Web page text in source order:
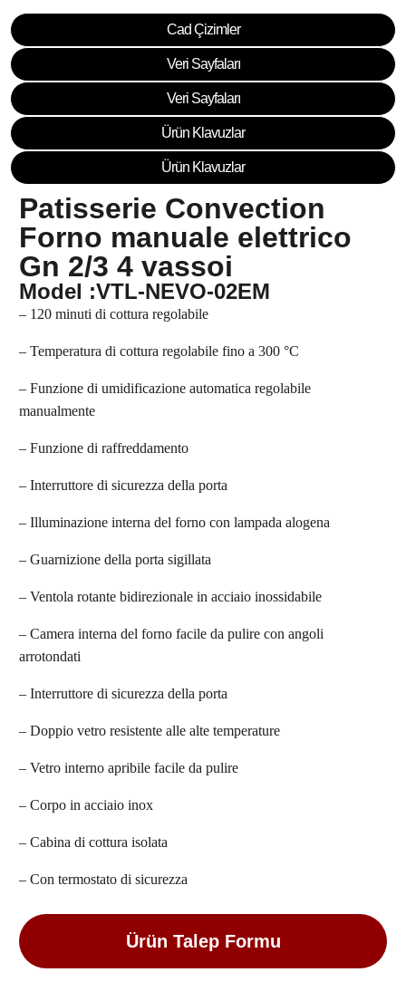
Patisserie Convection
Forno manuale elettrico
Gn 2/3 4 vassoi
Model :VTL-NEVO-02EM
– 120 minuti di cottura regolabile
– Temperatura di cottura regolabile fino a 300 °C
– Funzione di umidificazione automatica regolabile
manualmente
– Funzione di raffreddamento
– Interruttore di sicurezza della porta
– Illuminazione interna del forno con lampada alogena
– Guarnizione della porta sigillata
– Ventola rotante bidirezionale in acciaio inossidabile
– Camera interna del forno facile da pulire con angoli
arrotondati
– Interruttore di sicurezza della porta
– Doppio vetro resistente alle alte temperature
– Vetro interno apribile facile da pulire
– Corpo in acciaio inox
– Cabina di cottura isolata
– Con termostato di sicurezza
Ürün Talep Formu
Cad Çizimler
Veri Sayfaları
Veri Sayfaları
Ürün Klavuzlar
Ürün Klavuzlar